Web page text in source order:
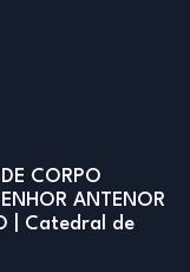
CORPO
ANTENOR
| Catedral de